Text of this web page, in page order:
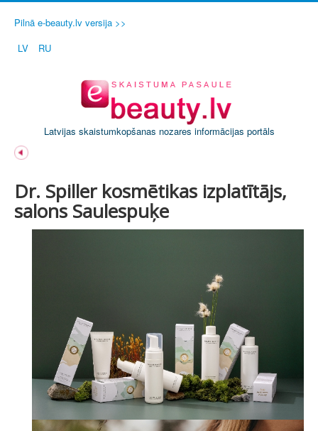
Pilnā e-beauty.lv versija >>
LV
RU
Latvijas skaistumkopšanas nozares informācijas portāls
Dr. Spiller kosmētikas izplatītājs,
salons Saulespuķe